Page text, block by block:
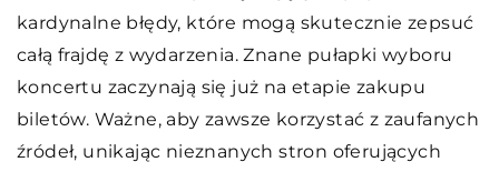
kardynalne błędy, które mogą skutecznie zepsuć
całą frajdę z wydarzenia. Znane pułapki wyboru
koncertu zaczynają się już na etapie zakupu
biletów. Ważne, aby zawsze korzystać z zaufanych
źródeł, unikając nieznanych stron oferujących